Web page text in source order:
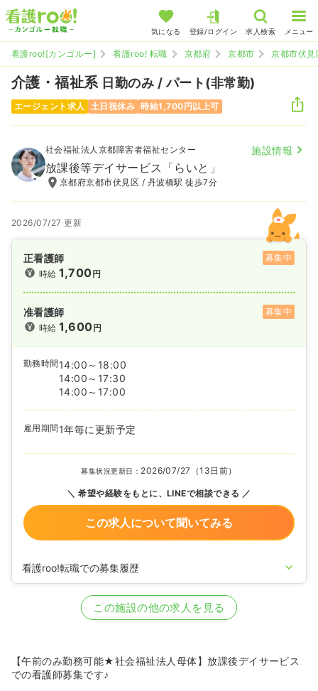
気になる 登録/ログイン 求人検索 メニュー
看護roo![カンゴルー] 看護roo! 転職 京都府 京都市 京都市伏見
介護・福祉系 日勤のみ / パート(非常勤)
エージェント求人 土日祝休み 時給1,700円以上可
社会福祉法人京都障害者福祉センター 施設情報
放課後等デイサービス「らいと」
京都府京都市伏見区 / 丹波橋駅 徒歩7分
2026/07/27 更新
正看護師
募集中
時給1,700円
准看護師
募集中
時給1,600円
勤務時間 14:00～18:00
14:00～17:30
14:00～17:00
雇用期間 1年毎に更新予定
募集状況更新日： 2026/07/27（13日前）
希望や経験をもとに、LINEで相談できる
この求人について聞いてみる
看護roo!転職での募集履歴
この施設の他の求人を見る
【午前のみ勤務可能★社会福祉法人母体】放課後デイサービス
での看護師募集です♪